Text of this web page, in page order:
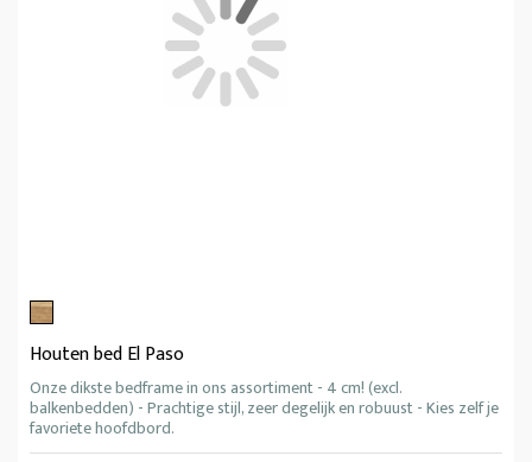
Houten bed El Paso
Onze dikste bedframe in ons assortiment - 4 cm! (excl.
balkenbedden) - Prachtige stijl, zeer degelijk en robuust - Kies zelf je
favoriete hoofdbord.